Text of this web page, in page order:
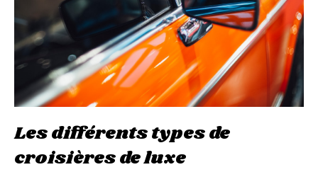
Les différents types de
croisières de luxe